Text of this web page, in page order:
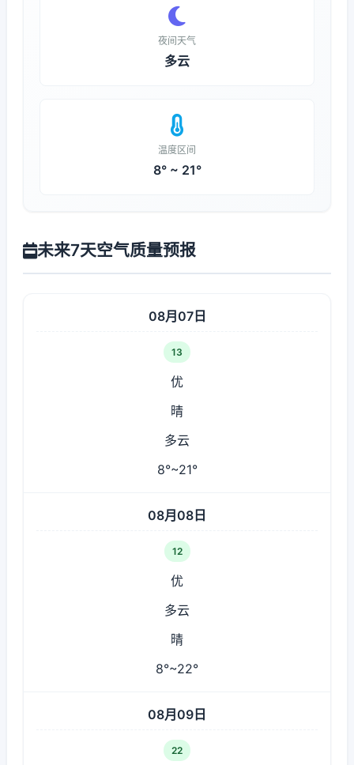
夜间天气
多云
温度区间
8° ~ 21°
未来7天空气质量预报
08月07日
13
优
晴
多云
8°~21°
08月08日
12
优
多云
晴
8°~22°
08月09日
22